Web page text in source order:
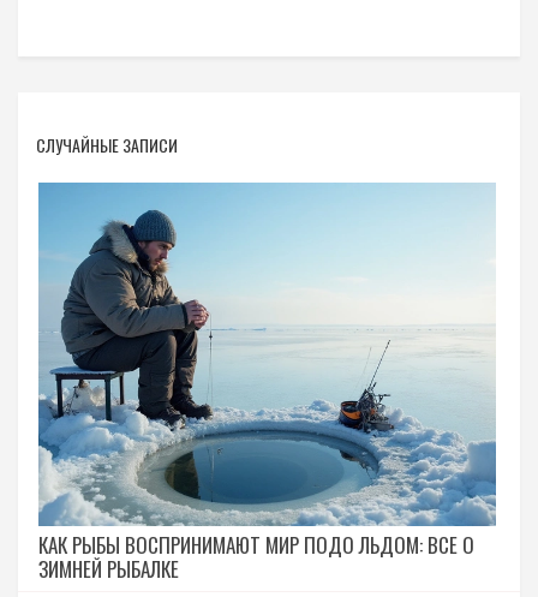
СЛУЧАЙНЫЕ ЗАПИСИ
КАК РЫБЫ ВОСПРИНИМАЮТ МИР ПОДО ЛЬДОМ: ВСЕ О
ЗИМНЕЙ РЫБАЛКЕ